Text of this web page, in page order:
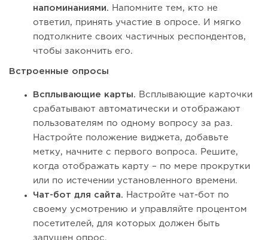
напоминаниями.
Напомните тем, кто не
ответил, принять участие в опросе. И мягко
подтолкните своих частичных респондентов,
чтобы закончить его.
Встроенные опросы
Всплывающие карты.
Всплывающие карточки
срабатывают автоматически и отображают
пользователям по одному вопросу за раз.
Настройте положение виджета, добавьте
метку, начните с первого вопроса. Решите,
когда отображать карту – по мере прокрутки
или по истечении установленного времени.
Чат-бот для сайта.
Настройте чат-бот по
своему усмотрению и управляйте процентом
посетителей, для которых должен быть
запущен опрос.